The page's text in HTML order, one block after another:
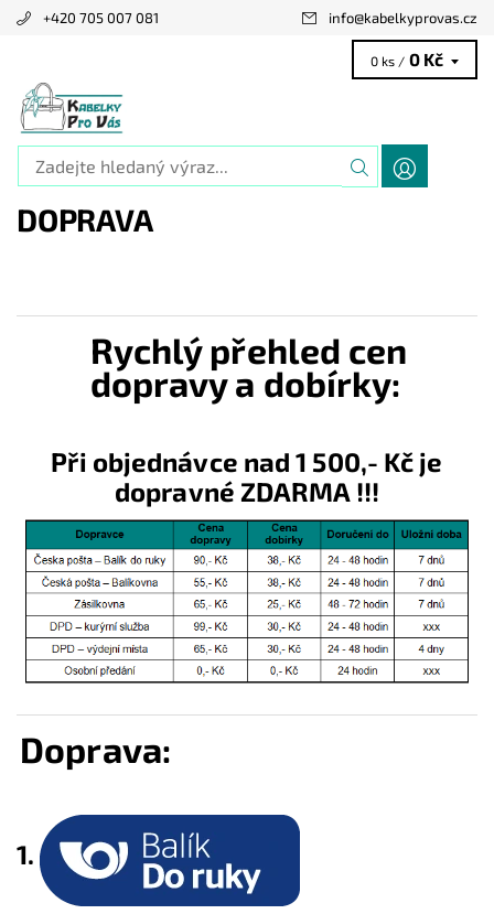
+420 705 007 081 info@kabelkyprovas.cz
0 ks / 0 Kč
DOPRAVA
Rychlý přehled cen
dopravy a dobírky:
Při objednávce nad 1 500,- Kč je
dopravné ZDARMA !!!
Doprava:
1.